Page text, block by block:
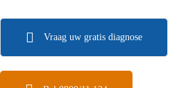
Vraag uw gratis diagnose